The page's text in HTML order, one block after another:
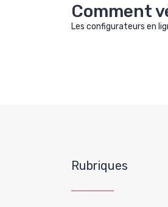
Comment
Les configurateurs en
Rubriques